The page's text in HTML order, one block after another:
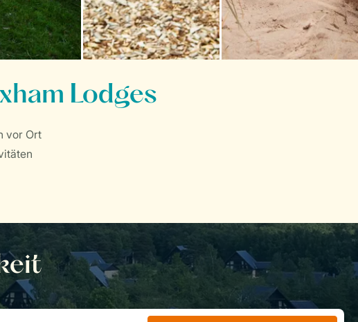
Lodges
vor Ort